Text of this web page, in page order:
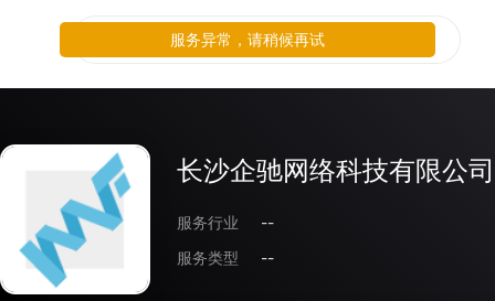
长沙企驰网络科技有限公司
服务行业
--
服务类型
--
服务异常，请稍候再试